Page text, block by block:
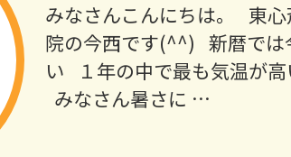
みなさんこんにちは。 東心
院の今西です(^^) 新暦では
い １年の中で最も気温が
みなさん暑さに …